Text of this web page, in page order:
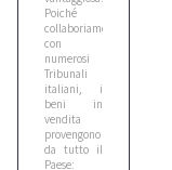
Poiché
collaboriamo
con
numerosi
Tribunali
italiani, i
beni in
vendita
provengono
da tutto il
Paese: